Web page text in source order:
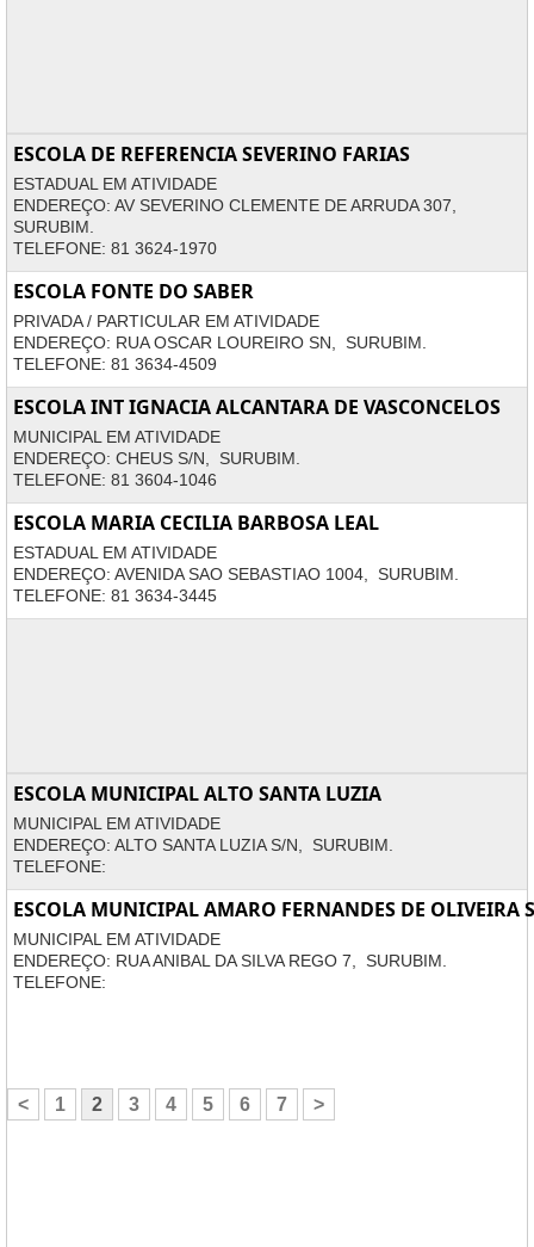
ESCOLA DE REFERENCIA SEVERINO FARIAS
ESTADUAL EM ATIVIDADE
ENDEREÇO: AV SEVERINO CLEMENTE DE ARRUDA 307,
SURUBIM.
TELEFONE: 81 3624-1970
ESCOLA FONTE DO SABER
PRIVADA / PARTICULAR EM ATIVIDADE
ENDEREÇO: RUA OSCAR LOUREIRO SN, SURUBIM.
TELEFONE: 81 3634-4509
ESCOLA INT IGNACIA ALCANTARA DE VASCONCELOS
MUNICIPAL EM ATIVIDADE
ENDEREÇO: CHEUS S/N, SURUBIM.
TELEFONE: 81 3604-1046
ESCOLA MARIA CECILIA BARBOSA LEAL
ESTADUAL EM ATIVIDADE
ENDEREÇO: AVENIDA SAO SEBASTIAO 1004, SURUBIM.
TELEFONE: 81 3634-3445
ESCOLA MUNICIPAL ALTO SANTA LUZIA
MUNICIPAL EM ATIVIDADE
ENDEREÇO: ALTO SANTA LUZIA S/N, SURUBIM.
TELEFONE:
ESCOLA MUNICIPAL AMARO FERNANDES DE OLIVEIRA
MUNICIPAL EM ATIVIDADE
ENDEREÇO: RUA ANIBAL DA SILVA REGO 7, SURUBIM.
TELEFONE:
< 1 2 3 4 5 6 7 >